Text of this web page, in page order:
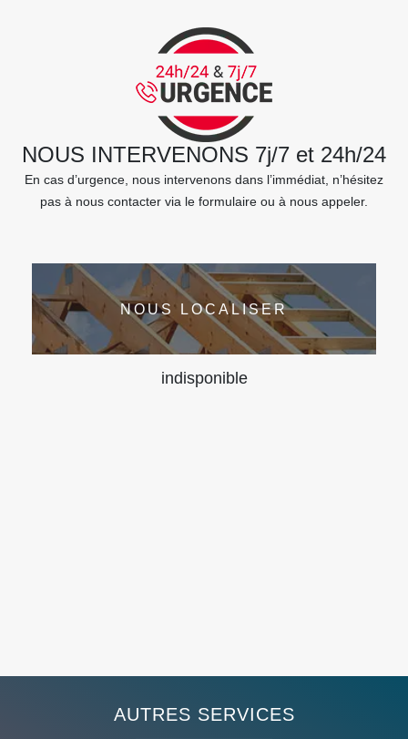
NOUS INTERVENONS 7j/7 et 24h/24
En cas d’urgence, nous intervenons dans l’immédiat, n’hésitez
pas à nous contacter via le formulaire ou à nous appeler.
NOUS LOCALISER
indisponible
AUTRES SERVICES